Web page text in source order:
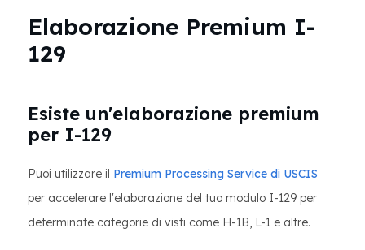
Elaborazione Premium I-
129
Esiste un'elaborazione premium
per I-129
Puoi utilizzare il Premium Processing Service di USCIS
per accelerare l'elaborazione del tuo modulo I-129 per
determinate categorie di visti come H-1B, L-1 e altre.